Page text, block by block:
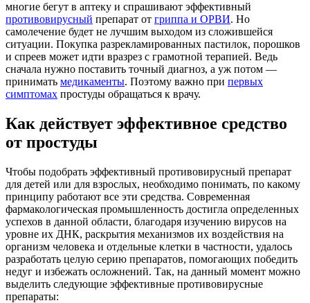
многие бегут в аптеку и спрашивают эффективный
противовирусный препарат от гриппа и ОРВИ. Но
самолечение будет не лучшим выходом из сложившейся
ситуации. Покупка разрекламированных пастилок, порошков
и спреев может идти вразрез с грамотной терапией. Ведь
сначала нужно поставить точный диагноз, а уж потом —
принимать медикаменты. Поэтому важно при первых
симптомах простуды обращаться к врачу.
Как действует эффективное средство
от простуды
Чтобы подобрать эффективный противовирусный препарат
для детей или для взрослых, необходимо понимать, по какому
принципу работают все эти средства. Современная
фармакологическая промышленность достигла определенных
успехов в данной области, благодаря изучению вирусов на
уровне их ДНК, раскрытия механизмов их воздействия на
организм человека и отдельные клетки в частности, удалось
разработать целую серию препаратов, помогающих победить
недуг и избежать осложнений. Так, на данный момент можно
выделить следующие эффективные противовирусные
препараты: